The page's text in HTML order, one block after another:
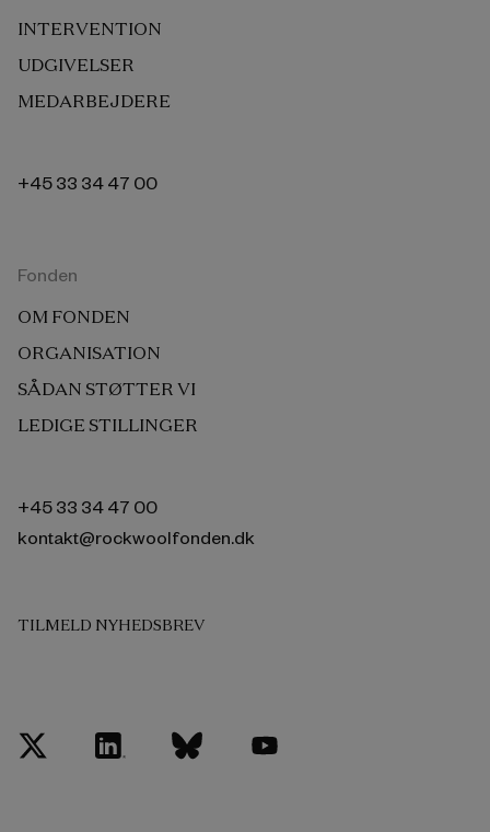
INTERVENTION
UDGIVELSER
MEDARBEJDERE
+45 33 34 47 00
Fonden
OM FONDEN
ORGANISATION
SÅDAN STØTTER VI
LEDIGE STILLINGER
+45 33 34 47 00
kontakt@rockwoolfonden.dk
TILMELD NYHEDSBREV